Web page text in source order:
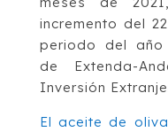
incremento del
periodo del año
de Extenda-
Inversión
El aceite de